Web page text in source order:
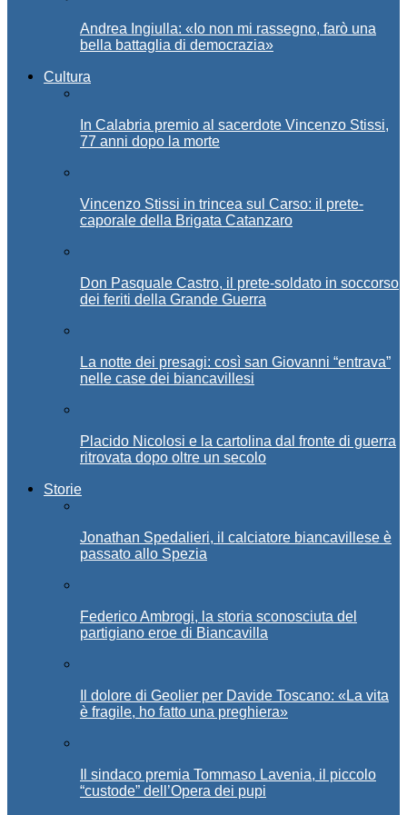
Andrea Ingiulla: «Io non mi rassegno, farò una
bella battaglia di democrazia»
Cultura
In Calabria premio al sacerdote Vincenzo Stissi,
77 anni dopo la morte
Vincenzo Stissi in trincea sul Carso: il prete-
caporale della Brigata Catanzaro
Don Pasquale Castro, il prete-soldato in soccorso
dei feriti della Grande Guerra
La notte dei presagi: così san Giovanni “entrava”
nelle case dei biancavillesi
Placido Nicolosi e la cartolina dal fronte di guerra
ritrovata dopo oltre un secolo
Storie
Jonathan Spedalieri, il calciatore biancavillese è
passato allo Spezia
Federico Ambrogi, la storia sconosciuta del
partigiano eroe di Biancavilla
Il dolore di Geolier per Davide Toscano: «La vita
è fragile, ho fatto una preghiera»
Il sindaco premia Tommaso Lavenia, il piccolo
“custode” dell’Opera dei pupi